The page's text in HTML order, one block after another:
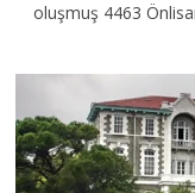
oluşmuş 4463